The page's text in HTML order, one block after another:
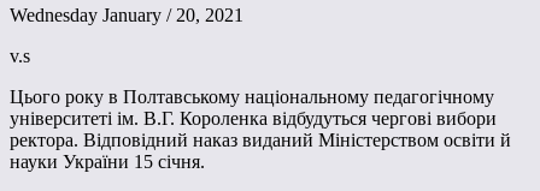
Wednesday January / 20, 2021
v.s
Цього року в Полтавському національному педагогічному
університеті ім. В.Г. Короленка відбудуться чергові вибори
ректора. Відповідний наказ виданий Міністерством освіти й
науки України 15 січня.